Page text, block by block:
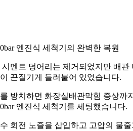
엔진식 세척기의 완벽한 복원
시멘트 덩어리는 제거되었지만 배
끈질기게 들러붙어 있었습니다.
방치하면 화장실배관막힘 증상까
엔진식 세척기를 세팅했습니다.
회전 노즐을 삽입하고 고압의 물